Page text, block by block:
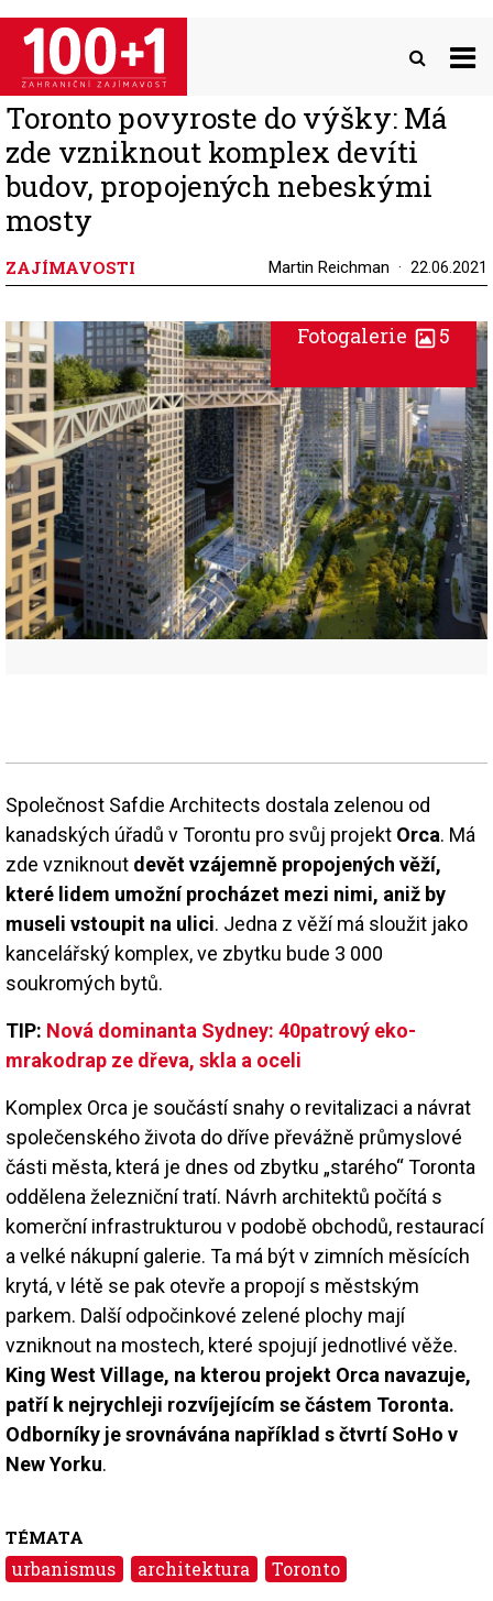
Přejít
hlavnímu
obsahu
Toronto povyroste do výšky: Má
zde vzniknout komplex devíti
budov, propojených nebeskými
mosty
ZAJÍMAVOSTI Martin Reichman 22.06.2021
Fotogalerie 5
Společnost Safdie Architects dostala zelenou od
kanadských úřadů v Torontu pro svůj projekt Orca. Má
zde vzniknout devět vzájemně propojených věží,
které lidem umožní procházet mezi nimi, aniž by
museli vstoupit na ulici. Jedna z věží má sloužit jako
kancelářský komplex, ve zbytku bude 3 000
soukromých bytů.
TIP: Nová dominanta Sydney: 40patrový eko-
mrakodrap ze dřeva, skla a oceli
Komplex Orca je součástí snahy o revitalizaci a návrat
společenského života do dříve převážně průmyslové
části města, která je dnes od zbytku „starého“ Toronta
oddělena železniční tratí. Návrh architektů počítá s
komerční infrastrukturou v podobě obchodů, restaurací
a velké nákupní galerie. Ta má být v zimních měsících
krytá, v létě se pak otevře a propojí s městským
parkem. Další odpočinkové zelené plochy mají
vzniknout na mostech, které spojují jednotlivé věže.
King West Village, na kterou projekt Orca navazuje,
patří k nejrychleji rozvíjejícím se částem Toronta.
Odborníky je srovnávána například s čtvrtí SoHo v
New Yorku.
TÉMATA
urbanismus architektura Toronto